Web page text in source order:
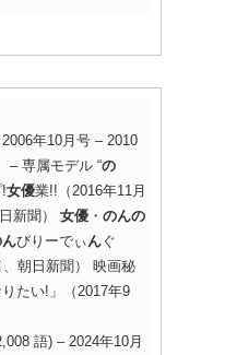
年10月号 – 2010
– 専属モデル “の
女優業!!（2016年11月
新聞） 女優 ・ のんの
びりーでぃん ぐ
、朝日新聞） 映画秘
たい!」（2017年9
語) – 2024年10月